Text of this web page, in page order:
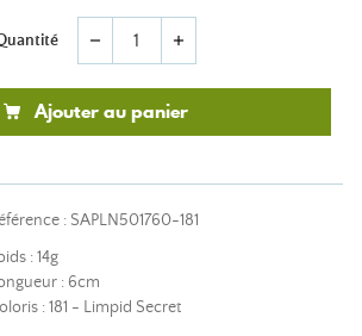
remove add
Ajouter au panier
: SAPLN501760-181
: 14g
: 6cm
: 181 - Limpid Secret